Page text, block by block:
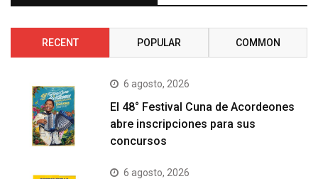
RECENT POPULAR COMMON
6 agosto, 2026
El 48° Festival Cuna de Acordeones
abre inscripciones para sus
concursos
6 agosto, 2026